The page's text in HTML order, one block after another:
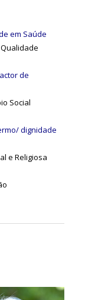
em Saúde
de
Social
dignidade
e Religiosa